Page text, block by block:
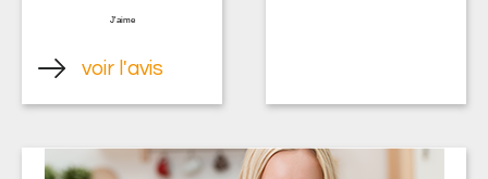
J'aime
voir l'avis